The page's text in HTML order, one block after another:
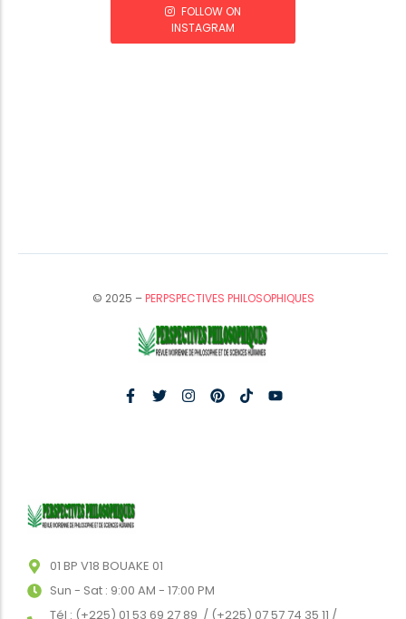
FOLLOW ON
INSTAGRAM
© 2025 –PERPSPECTIVES PHILOSOPHIQUES
01 BP V18 BOUAKE 01
Sun - Sat : 9:00 AM - 17:00 PM
Tél : (+225) 01 53 69 27 89 / (+225) 07 57 74 35 11 /